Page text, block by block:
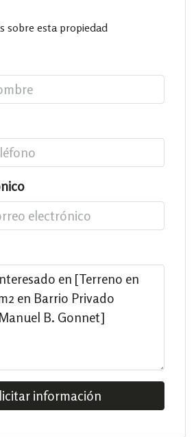
sobre esta propiedad
información